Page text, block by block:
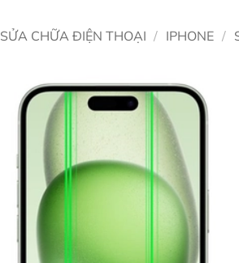
SỬA CHỮA ĐIỆN THOẠI / IPHONE /